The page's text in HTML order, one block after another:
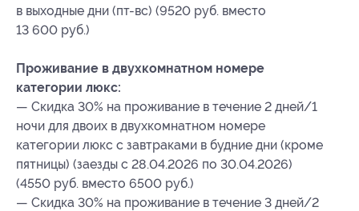
в выходные дни (пт-вс) (9520 руб. вместо
13 600 руб.)
Проживание в двухкомнатном номере
категории люкс:
— Скидка 30% на проживание в течение 2 дней/1
ночи для двоих в двухкомнатном номере
категории люкс с завтраками в будние дни (кроме
пятницы) (заезды с 28.04.2026 по 30.04.2026)
(4550 руб. вместо 6500 руб.)
— Скидка 30% на проживание в течение 3 дней/2